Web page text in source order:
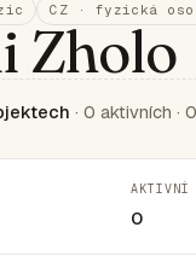
CZ · fyzická
Zholo
· 0 aktivních ·
AKTIVNÍ
0